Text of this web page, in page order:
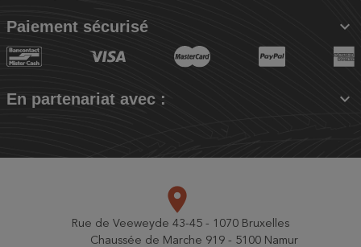
Paiement sécurisé 
En partenariat avec : 
place
Rue de Veeweyde 43-45 - 1070 Bruxelles
Chaussée de Marche 919 - 5100 Namur